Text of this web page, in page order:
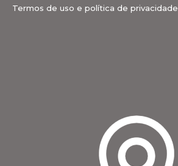
Termos de uso e política de privacidade